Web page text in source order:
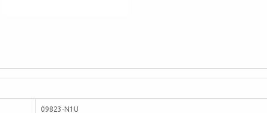
09823-N1U